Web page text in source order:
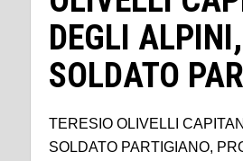
DEGLI ALPINI,
SOLDATO
TERESIO OLIVELLI
SOLDATO PARTIGIANO,